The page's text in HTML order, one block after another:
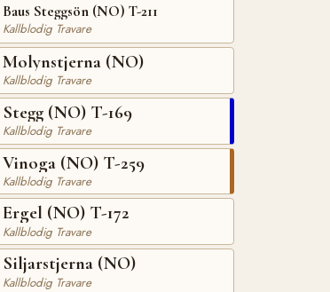
Baus Steggsön (NO) T-211
Kallblodig Travare
Molynstjerna (NO)
Kallblodig Travare
Stegg (NO) T-169
Kallblodig Travare
Vinoga (NO) T-259
Kallblodig Travare
Ergel (NO) T-172
Kallblodig Travare
Siljarstjerna (NO)
Kallblodig Travare